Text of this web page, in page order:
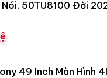
Nói, 50TU8100 Đời
49 Inch Màn Hình